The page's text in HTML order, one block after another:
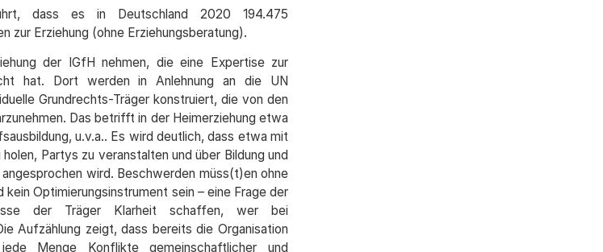
dass es in Deutschland 2020 194.475
zur Erziehung (ohne Erziehungsberatung).
der IGfH nehmen, die eine Expertise zur
hat. Dort werden in Anlehnung an die UN
Grundrechts-Träger konstruiert, die von den
Das betrifft in der Heimerziehung etwa
u.v.a.. Es wird deutlich, dass etwa mit
Partys zu veranstalten und über Bildung und
wird. Beschwerden müss(t)en ohne
Optimierungsinstrument sein – eine Frage der
der Träger Klarheit schaffen, wer bei
Aufzählung zeigt, dass bereits die Organisation
Menge Konflikte gemeinschaftlicher und